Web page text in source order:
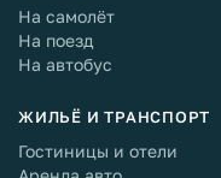
На самолёт
На поезд
На автобус
ЖИЛЬЁ И ТРАНСПОРТ
Гостиницы и отели